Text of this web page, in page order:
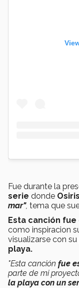
Fue durante la
serie donde
mar", tema que
Esta canción
como inspiracion
visualizarse con su
playa.
"Esta canción fue
parte de mi
la playa con un